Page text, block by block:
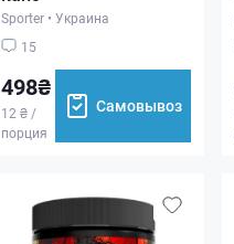
Sporter • Украина
15
498₴
12 ₴ /
порция
Самовывоз